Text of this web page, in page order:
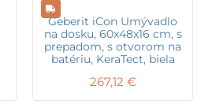
Geberit iCon Umývadlo
na dosku, 60x48x16 cm, s
prepadom, s otvorom na
batériu, KeraTect, biela
267,12 €